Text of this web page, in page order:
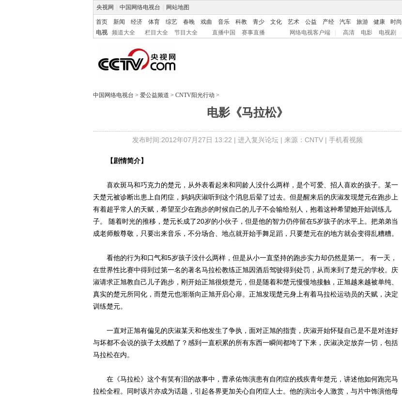
央视网 中国网络电视台 网站地图
首页 新闻 经济 体育 综艺 春晚 戏曲 音乐 科教 青少 文化 艺术 公益 产经 汽车 旅游 健康 时尚
电视
频道大全 栏目大全 节目大全 直播中国 赛事直播 网络电视客户端 高清 电影 电视剧
中国网络电视台 > 爱公益频道 > CNTV阳光行动 >
电影《马拉松》
发布时间:2012年07月27日 13:22 | 进入复兴论坛| 来源：CNTV | 手机看视频
【剧情简介】
喜欢斑马和巧克力的楚元，从外表看起来和同龄人没什么两样，是个可爱、招人喜欢的孩子。某一
天楚元被诊断出患上自闭症，妈妈庆淑听到这个消息后晕了过去。但是醒来后的庆淑发现楚元在跑步上
有着超乎常人的天赋，希望至少在跑步的时候自己的儿子不会输给别人，抱着这种希望她开始训练儿
子。 随着时光的推移，楚元长成了20岁的小伙子，但是他的智力仍停留在5岁孩子的水平上。把弟弟当
成老师般尊敬，只要出来音乐，不分场合、地点就开始手舞足蹈，只要楚元在的地方就会变得乱糟糟。
看他的行为和口气和5岁孩子没什么两样，但是从小一直坚持的跑步实力却仍然是第一。 有一天，
在世界性比赛中得到过第一名的著名马拉松教练正旭因酒后驾驶得到处罚，从而来到了楚元的学校。庆
淑请求正旭教自己儿子跑步，刚开始正旭很烦楚元，但是随着和楚元慢慢地接触，正旭越来越被单纯、
真实的楚元所同化，而楚元也渐渐向正旭开启心扉。正旭发现楚元身上有着马拉松运动员的天赋，决定
训练楚元。
一直对正旭有偏见的庆淑某天和他发生了争执，面对正旭的指责，庆淑开始怀疑自己是不是对连好
与坏都不会说的孩子太残酷了？感到一直积累的所有东西一瞬间都垮了下来，庆淑决定放弃一切，包括
马拉松在内。
在《马拉松》这个有笑有泪的故事中，曹承佑饰演患有自闭症的残疾青年楚元，讲述他如何跑完马
拉松全程。同时该片亦成为话题，引起各界更加关心自闭症人士。他的演出令人激赏，与片中饰演他母